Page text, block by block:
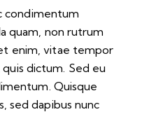
condimentum
quam, non rutrum
enim, vitae tempor
dictum. Sed eu
Quisque
sed dapibus nunc